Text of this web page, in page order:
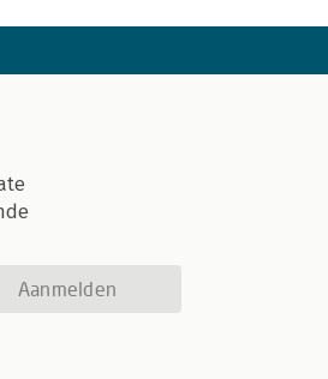
Aanmelden